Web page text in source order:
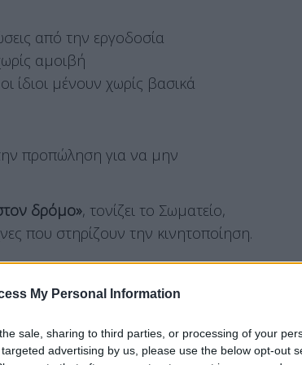
My Personal Information
sale, sharing to third parties, or processing of your
advertising by us, please use the below opt-out
από την εργοδοσία
αμοιβή
ίδιοι μένουν χωρίς βασικά
προπώληση για να μην
δρόμο», τονίζει το Σωματείο,
που στηρίζουν την κινητοποίηση.